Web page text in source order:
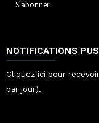
NOTIFICATIONS
Cliquez ici pour
par jour).